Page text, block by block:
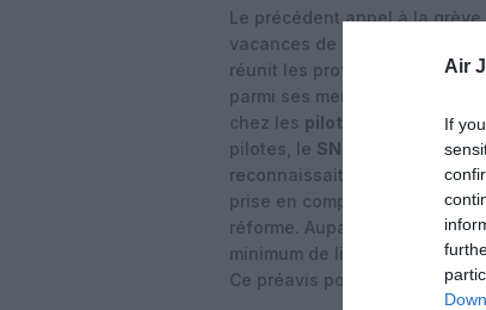
Air
If
Le précédent appel à la
vacances de fin d’année –
réunit les professions de
parmi ses membres l’UNAC et
chez les pilotes
et le SNGAF
pilotes, le SNPL
a déposé un
reconnaissait que « le
prise en compte de la
réforme. Auparavant, la
minimum de liquidation » (les
Ce préavis pourrait